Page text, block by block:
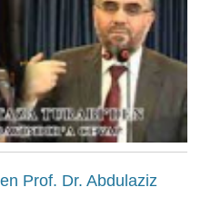
Prof. Dr. Abdulaziz